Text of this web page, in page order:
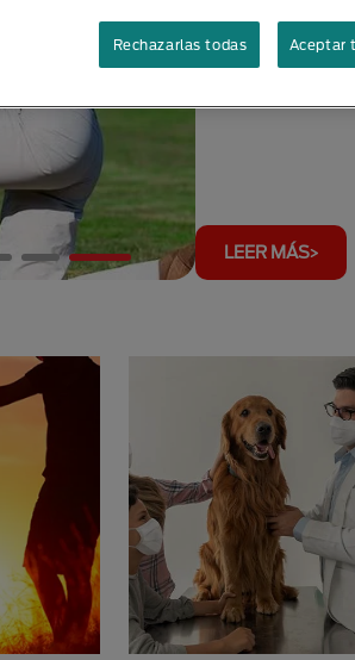
Entrenamiento
LEER MÁS
Rechazarlas todas Aceptar